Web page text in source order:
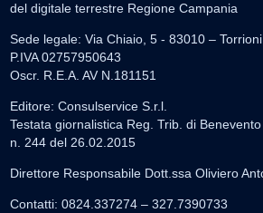
del digitale terrestre Regione Campania
Sede legale: Via Chiaio, 5 - 83010 – Torrioni
P.IVA 02757950643
Oscr. R.E.A. AV N.181151
Editore: Consulservice S.r.l.
Testata giornalistica Reg. Trib. di Benevento
n. 244 del 26.02.2015
Direttore Responsabile Dott.ssa Oliviero
Contatti: 0824.337274 – 327.7390733